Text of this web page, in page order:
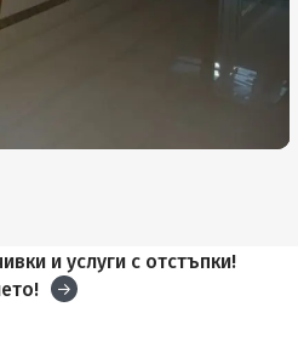
и услуги с отстъпки!